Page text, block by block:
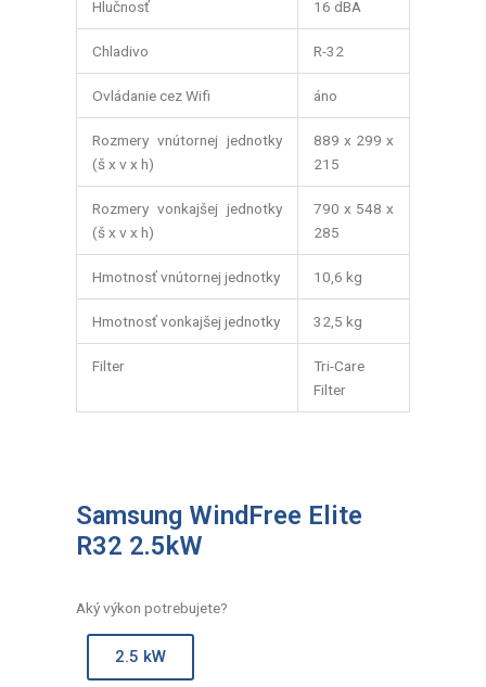
Hlučnosť 16 dBA
Chladivo R-32
Ovládanie cez Wifi áno
Rozmery vnútornej jednotky
(š x v x h)
889 x 299 x
215
Rozmery vonkajšej jednotky
(š x v x h)
790 x 548 x
285
Hmotnosť vnútornej jednotky 10,6 kg
Hmotnosť vonkajšej jednotky 32,5 kg
Filter
Tri-Care
Filter
Samsung WindFree Elite
R32 2.5kW
Aký výkon potrebujete?
2.5 kW